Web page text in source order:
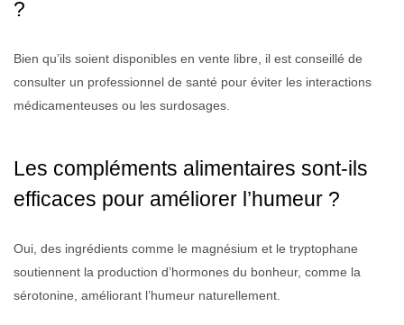
?
Bien qu’ils soient disponibles en vente libre, il est conseillé de
consulter un professionnel de santé pour éviter les interactions
médicamenteuses ou les surdosages.
Les compléments alimentaires sont-ils
efficaces pour améliorer l’humeur ?
Oui, des ingrédients comme le magnésium et le tryptophane
soutiennent la production d’hormones du bonheur, comme la
sérotonine, améliorant l’humeur naturellement.